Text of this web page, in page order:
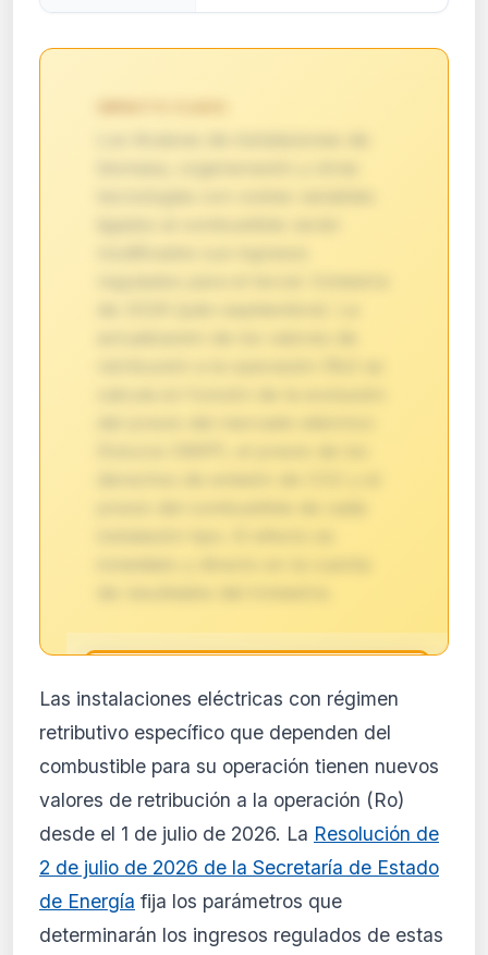
🔒
Análisis de impacto reservado
para suscriptores
El análisis detallado del impacto de esta
normativa está disponible con los planes
completo y recibe alertas personalizadas.
Ver planes
Crear mi cuenta
Las instalaciones eléctricas con régimen
retributivo específico que dependen del
combustible para su operación tienen nuevos
valores de retribución a la operación (Ro)
desde el 1 de julio de 2026. La Resolución de
2 de julio de 2026 de la Secretaría de Estado
de Energía fija los parámetros que
determinarán los ingresos regulados de estas